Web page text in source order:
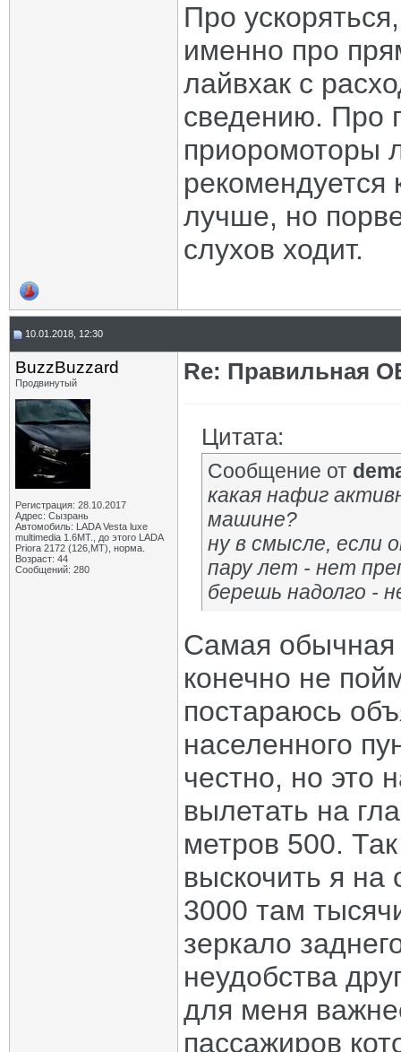
Про
именно про
лайвхак с
сведению. Про
приоромоторы
рекомендуется
лучше, но
слухов ходит.
10.01.2018, 12:30
BuzzBuzzard
Продвинутый
Регистрация: 28.10.2017
Адрес: Сызрань
Автомобиль: LADA Vesta luxe
multimedia 1.6MT., до этого LADA
Priora 2172 (126,MT), норма.
Возраст: 44
Сообщений: 280
Re: Правильная
Цитата:
Сообщение от
какая нафиг
машине?
ну в смысле, если
пару лет - нет
берешь надолго -
Самая обычная
конечно не
постараюсь
населенного
честно, но это
вылетать на
метров 500.
выскочить я
3000 там
зеркало
неудобства
для меня
пассажиров